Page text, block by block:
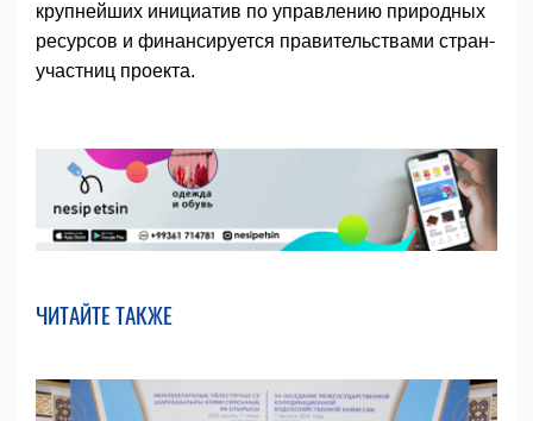
крупнейших инициатив по управлению природных
ресурсов и финансируется правительствами стран-
участниц проекта.
ЧИТАЙТЕ ТАКЖЕ